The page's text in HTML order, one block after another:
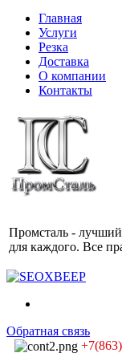
Главная
Услуги
Резка
Доставка
О компании
Контакты
Промсталь -
для каждого. Все
Обратная связь